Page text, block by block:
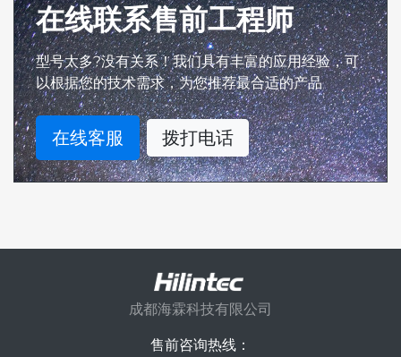
在线联系售前工程师
型号太多?没有关系！我们具有丰富的应用经验，可
以根据您的技术需求，为您推荐最合适的产品
在线客服 拨打电话
成都海霖科技有限公司
售前咨询热线：